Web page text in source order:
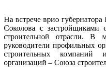
На встрече врио
Соколова с застройщиками
строительной отрасли. В
руководители профильных
строительных компаний
организаций – Союза